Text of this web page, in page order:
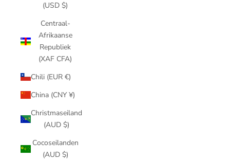
(USD $)
Centraal-
Afrikaanse
Republiek
(XAF CFA)
Chili (EUR €)
China (CNY ¥)
Christmaseiland
(AUD $)
Cocoseilanden
(AUD $)